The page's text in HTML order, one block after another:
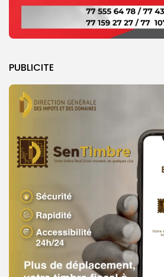
PUBLICITE